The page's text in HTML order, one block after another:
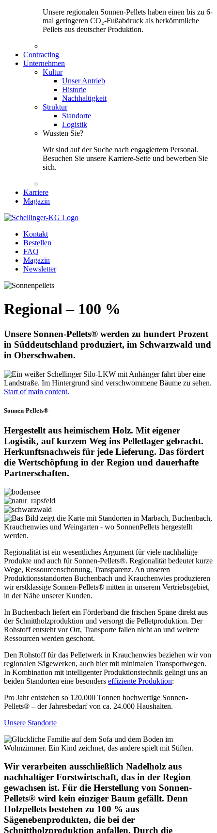
Unsere regionalen Sonnen-Pellets haben einen bis zu 6-
mal geringeren CO₂-Fußabdruck als herkömmliche
Pellets aus deutscher Produktion.
Contracting
Unternehmen
Kultur
Unser Antrieb
Historie
Nachhaltigkeit
Struktur
Standorte
Logistik
Wussten Sie?
Wir sind auf der Suche nach engagiertem Personal.
Besuchen Sie unsere Karriere-Seite und bewerben Sie
sich.
Karriere
Magazin
Kontakt
Bestellen
FAQ
Magazin
Newsletter
Regional – 100 %
Unsere Sonnen-Pellets® werden zu hundert Prozent
in Süddeutschland produziert, im Schwarzwald und
in Oberschwaben.
Start of main content.
Sonnen-Pellets®
Hergestellt aus heimischem Holz. Mit eigener
Logistik, auf kurzem Weg ins Pelletlager gebracht.
Herkunftsnachweis für jede Lieferung. Das fördert
die Wertschöpfung in der Region und dauerhafte
Partnerschaften.
Regionalität ist ein wesentliches Argument für viele nachhaltige
Produkte und auch für Sonnen-Pellets®. Regionalität bedeutet kurze
Wege, Ressourcenschonung, Transparenz. An unseren
Produktionsstandorten Buchenbach und Krauchenwies produzieren
wir erstklassige Sonnen-Pellets® mitten in unserem Vertriebsgebiet,
in der Nähe unserer Kunden.
In Buchenbach liefert ein Förderband die frischen Späne direkt aus
der Schnittholzproduktion und versorgt die Pelletproduktion. Der
Rohstoff entsteht vor Ort, Transporte fallen nicht an und weitere
Ressourcen werden geschont.
Den Rohstoff für das Pelletwerk in Krauchenwies beziehen wir von
regionalen Sägewerken, auch hier mit minimalen Transportwegen.
In Kombination mit intelligenter Produktionstechnik gelingt uns an
beiden Standorten eine besonders effiziente Produktion:
Pro Jahr entstehen so 120.000 Tonnen hochwertige Sonnen-
Pellets® – der Jahresbedarf von ca. 24.000 Haushalten.
Unsere Standorte
Wir verarbeiten ausschließlich Nadelholz aus
nachhaltiger Forstwirtschaft, das in der Region
gewachsen ist. Für die Herstellung von Sonnen-
Pellets® wird kein einziger Baum gefällt. Denn
Holzpellets bestehen zu 100 % aus
Sägenebenprodukten, die bei der
Schnittholzproduktion anfallen. Durch die